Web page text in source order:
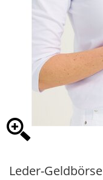
Leder-Geldbörse